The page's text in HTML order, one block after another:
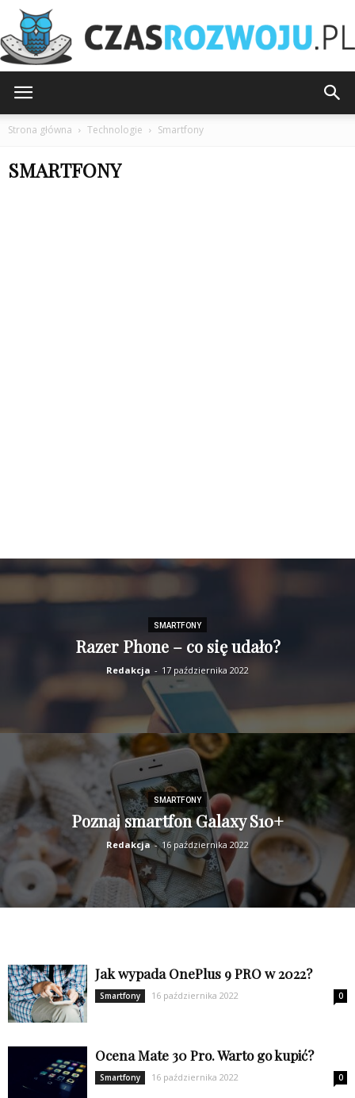
Strona główna Technologie Smartfony
SMARTFONY
SMARTFONY
Razer Phone – co się udało?
Redakcja - 17 października 2022
SMARTFONY
Poznaj smartfon Galaxy S10+
Redakcja - 16 października 2022
Jak wypada OnePlus 9 PRO w 2022?
Smartfony 16 października 2022 0
Ocena Mate 30 Pro. Warto go kupić?
Smartfony 16 października 2022 0